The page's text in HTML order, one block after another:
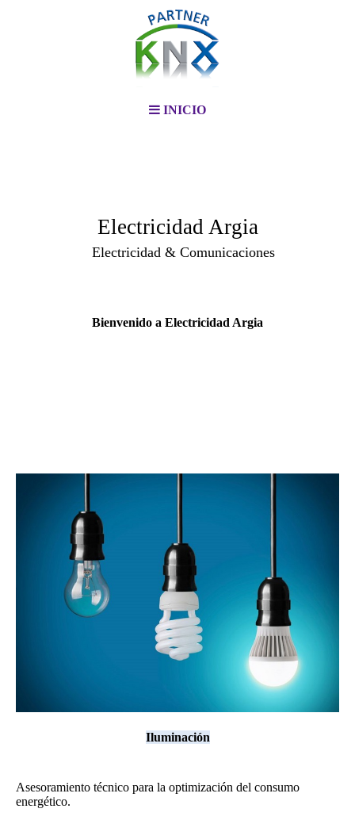
INICIO
Electricidad Argia
Electricidad & Comunicaciones
Bienvenido a Electricidad Argia
Iluminación
Asesoramiento técnico para la optimización del consumo
energético.